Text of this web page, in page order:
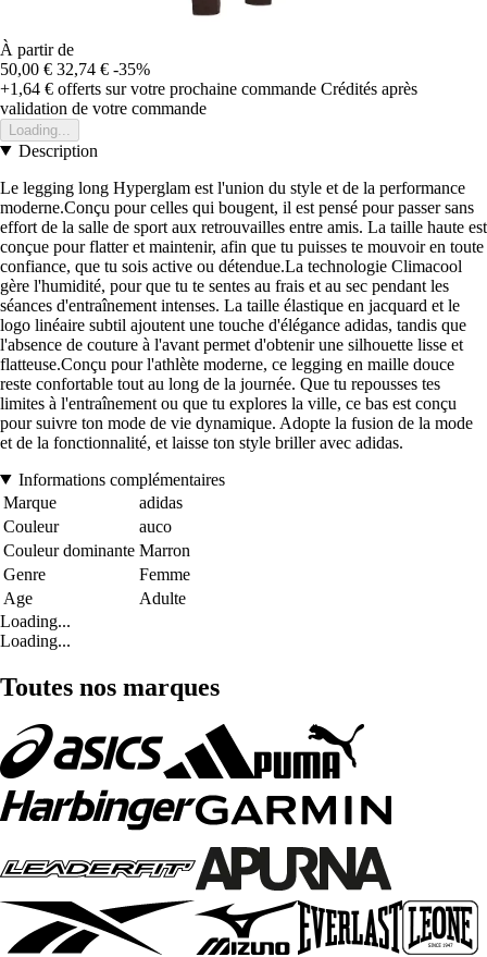
À partir de
50,00 € 32,74 € -35%
+1,64 € offerts sur votre prochaine commande Crédités après
validation de votre commande
Loading...
Description
Le legging long Hyperglam est l'union du style et de la performance
moderne.Conçu pour celles qui bougent, il est pensé pour passer sans
effort de la salle de sport aux retrouvailles entre amis. La taille haute est
conçue pour flatter et maintenir, afin que tu puisses te mouvoir en toute
confiance, que tu sois active ou détendue.La technologie Climacool
gère l'humidité, pour que tu te sentes au frais et au sec pendant les
séances d'entraînement intenses. La taille élastique en jacquard et le
logo linéaire subtil ajoutent une touche d'élégance adidas, tandis que
l'absence de couture à l'avant permet d'obtenir une silhouette lisse et
flatteuse.Conçu pour l'athlète moderne, ce legging en maille douce
reste confortable tout au long de la journée. Que tu repousses tes
limites à l'entraînement ou que tu explores la ville, ce bas est conçu
pour suivre ton mode de vie dynamique. Adopte la fusion de la mode
et de la fonctionnalité, et laisse ton style briller avec adidas.
Informations complémentaires
Marque
adidas
Couleur
auco
Couleur dominante Marron
Genre
Femme
Age
Adulte
Loading...
Loading...
Toutes nos marques